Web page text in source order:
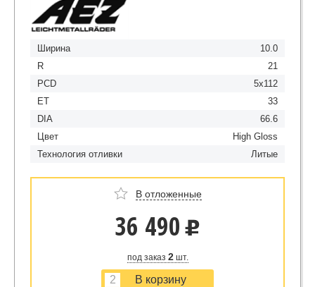
Ширина
10.0
R
21
PCD
5x112
ET
33
DIA
66.6
Цвет
High Gloss
Технология отливки
Литые
В отложенные
36 490 u
под заказ 2шт.